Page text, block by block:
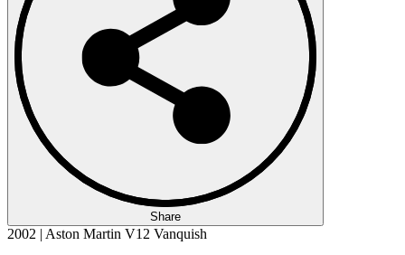
Share
2002 | Aston Martin V12 Vanquish